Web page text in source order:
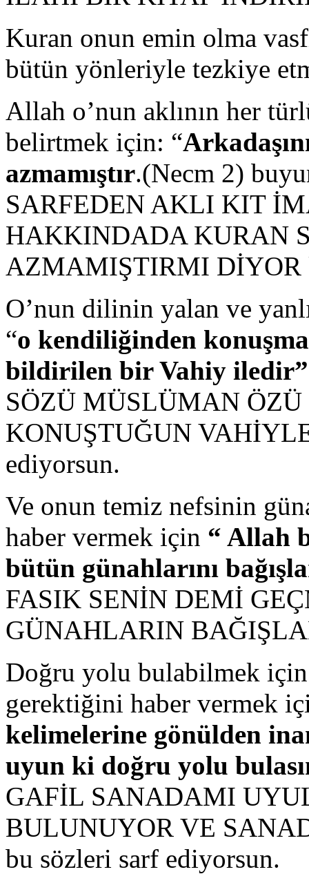
Kuran onun emin olma
bütün yönleriyle tezkiye
Allah o’nun aklının her
belirtmek için: “
azmamıştır.(Necm 2)
SARFEDEN AKLI KIT
HAKKINDADA KURAN
AZMAMIŞTIRMI DİYOR
O’nun dilinin yalan ve
“o kendiliğinden
bildirilen bir Vahiy iledir”
SÖZÜ MÜSLÜMAN
KONUŞTUĞUN
ediyorsun.
Ve onun temiz nefsinin
haber vermek için “ Allah
bütün günahlarını
FASIK SENİN DEMİ
GÜNAHLARIN
Doğru yolu bulabilmek
gerektiğini haber vermek
kelimelerine gönülden
uyun ki doğru yolu
GAFİL SANADAMI
BULUNUYOR VE
bu sözleri sarf ediyorsun.